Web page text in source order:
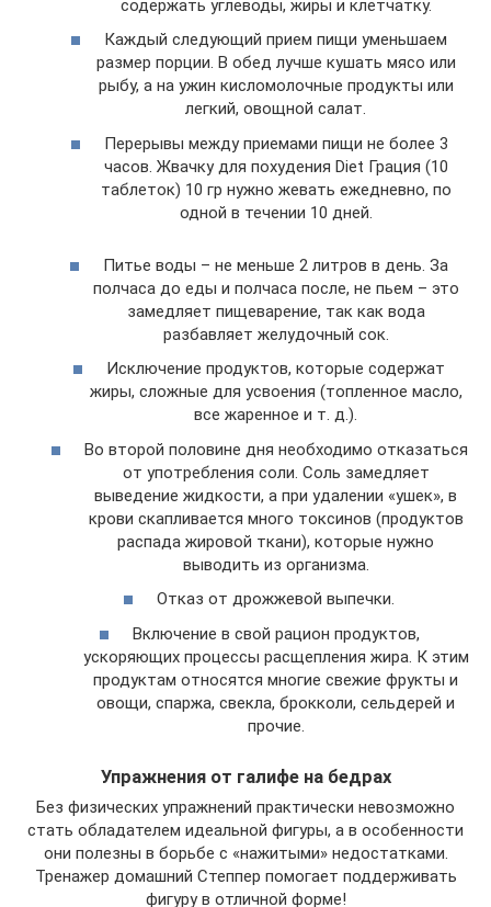
содержать углеводы, жиры и клетчатку.
Каждый следующий прием пищи уменьшаем
размер порции. В обед лучше кушать мясо или
рыбу, а на ужин кисломолочные продукты или
легкий, овощной салат.
Перерывы между приемами пищи не более 3
часов. Жвачку для похудения Diet Грация (10
таблеток) 10 гр нужно жевать ежедневно, по
одной в течении 10 дней.
Питье воды – не меньше 2 литров в день. За
полчаса до еды и полчаса после, не пьем – это
замедляет пищеварение, так как вода
разбавляет желудочный сок.
Исключение продуктов, которые содержат
жиры, сложные для усвоения (топленное масло,
все жаренное и т. д.).
Во второй половине дня необходимо отказаться
от употребления соли. Соль замедляет
выведение жидкости, а при удалении «ушек», в
крови скапливается много токсинов (продуктов
распада жировой ткани), которые нужно
выводить из организма.
Отказ от дрожжевой выпечки.
Включение в свой рацион продуктов,
ускоряющих процессы расщепления жира. К этим
продуктам относятся многие свежие фрукты и
овощи, спаржа, свекла, брокколи, сельдерей и
прочие.
Упражнения от галифе на бедрах
Без физических упражнений практически невозможно
стать обладателем идеальной фигуры, а в особенности
они полезны в борьбе с «нажитыми» недостатками.
Тренажер домашний Степпер помогает поддерживать
фигуру в отличной форме!